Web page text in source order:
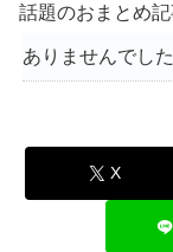
話題のおまとめ
ありませんでした
X